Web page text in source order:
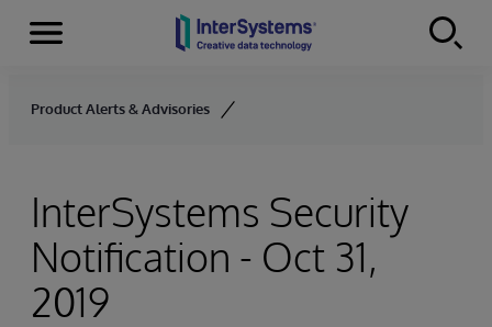
Skip to content
Menu
Product Alerts & Advisories
InterSystems Security
Notification - Oct 31,
2019